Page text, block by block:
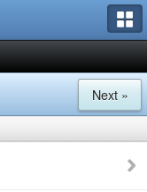
Next »